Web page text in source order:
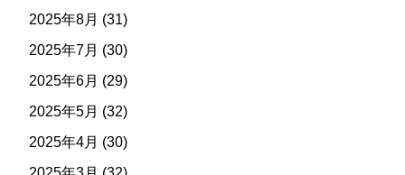
2025年8月 (31)
2025年7月 (30)
2025年6月 (29)
2025年5月 (32)
2025年4月 (30)